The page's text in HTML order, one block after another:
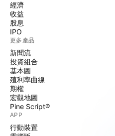
經濟
收益
股息
IPO
更多產品
新聞流
投資組合
基本圖
殖利率曲線
期權
宏觀地圖
Pine Script®
APP
行動裝置